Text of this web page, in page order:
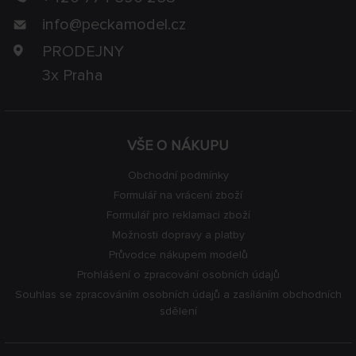
VŠE O NÁKUPU
Obchodní podmínky
Formulář na vrácení zboží
Formulář pro reklamaci zboží
Možnosti dopravy a platby
Průvodce nákupem modelů
Prohlášení o zpracování osobních údajů
Souhlas se zpracováním osobních údajů a zasíláním obchodních
sdělení
info@peckamodel.cz
PRODEJNY
3x Praha